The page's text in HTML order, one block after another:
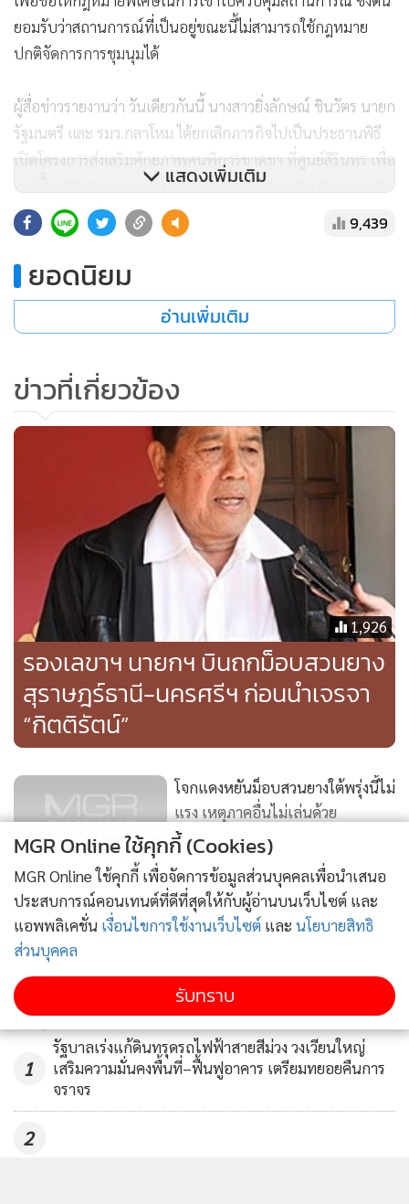
ยอมรับว่าสถานการณ์ที่เป็นอยู่ขณะนี้ไม่สามารถใช้กฎหมาย
ปกติจัดการการชุมนุมได้
ผู้สื่อข่าวรายงานว่า วันเดียวกันนี้ นางสาวยิ่งลักษณ์ ชินวัตร นายก
รัฐมนตรี และ รมว.กลาโหม ได้ยกเลิกภารกิจไปเป็นประธานพิธี
เปิดโครงการส่งเสริมศักยภาพคนพิการขาดขา ที่ศูนย์สิรินทร เพื่อ
การฟื้นฟูสมรรถภาพการแพทย์แห่งชาติ ที่กระทรวงสาธารณสุข
เวลา 15.30 น.โดยอ้างว่าเพื่อติดตามสถานการณ์
แสดงเพิ่มเติม
9,439
ยอดนิยม
อ่านเพิ่มเติม
ข่าวที่เกี่ยวข้อง
1,926
รองเลขาฯ นายกฯ บินถกม็อบสวนยาง
สุราษฎร์ธานี-นครศรีฯ ก่อนนำเจรจา
“กิตติรัตน์”
1,895
โจกแดงหยันม็อบสวนยางใต้พรุ่งนี้ไม่
แรง เหตุภาคอื่นไม่เล่นด้วย
“ส.ว.สิริวัฒน์” ระบุการ์ดม็อบที่ถูก
ยิงตายเป็นญาติห่างๆ พร้อมเสนอ
ทางออก
3,910
“ยิ่งลักษณ์” เสียใจม็อบสวนยางถูก
ยิง “ประชา” ลั่นสืบจับให้ได้
สตช.ตั้งค่าหัว 1 แสน
แสดงเพิ่มเติม
ข่าวในหมวดล่าสุด
1
รัฐบาลเร่งแก้ดินทรุดรถไฟฟ้าสายสีม่วง วงเวียนใหญ่
เสริมความมั่นคงพื้นที่–ฟื้นฟูอาคาร เตรียมทยอยคืนการ
จราจร
2
MGR Online ใช้คุกกี้ (Cookies)
MGR Online ใช้คุกกี้ เพื่อจัดการข้อมูลส่วนบุคคลเพื่อนำเสนอ
ประสบการณ์คอนเทนต์ที่ดีที่สุดให้กับผู้อ่านบนเว็บไซต์ และ
แอพพลิเคชั่น เงื่อนไขการใช้งานเว็บไซต์ และ นโยบายสิทธิ
ส่วนบุคคล
รับทราบ